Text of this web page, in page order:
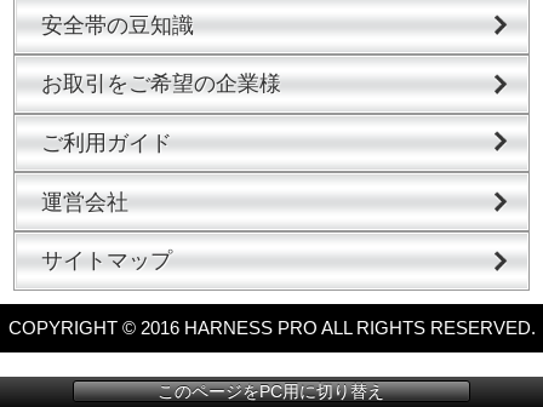
安全帯の豆知識
お取引をご希望の企業様
ご利用ガイド
運営会社
サイトマップ
COPYRIGHT © 2016 HARNESS PRO ALL RIGHTS RESERVED.
このページをPC用に切り替え